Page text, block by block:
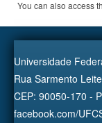
You can also access
Universidade
Rua Sarmento
CEP: 90050-170 -
facebook.com/